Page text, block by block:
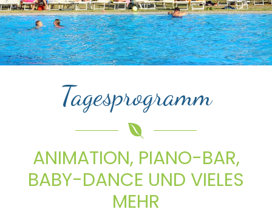
Tagesprogramm
ANIMATION, PIANO-BAR,
BABY-DANCE UND VIELES
MEHR